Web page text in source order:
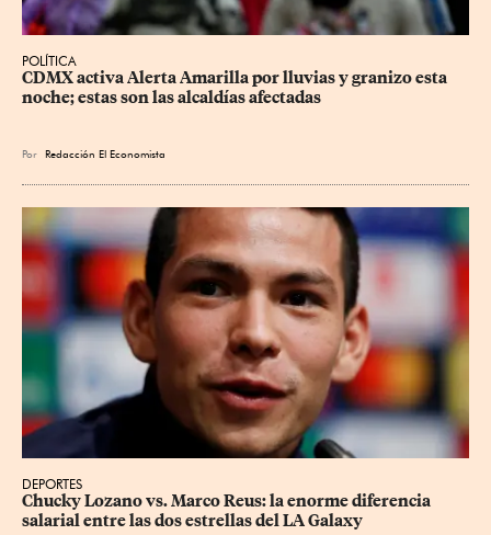
POLÍTICA
CDMX activa Alerta Amarilla por lluvias y granizo esta
noche; estas son las alcaldías afectadas
Por Redacción El Economista
DEPORTES
Chucky Lozano vs. Marco Reus: la enorme diferencia
salarial entre las dos estrellas del LA Galaxy